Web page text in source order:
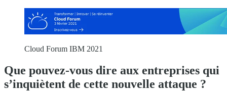
Cloud Forum IBM 2021
Que pouvez-vous dire aux entreprises qui
s’inquiètent de cette nouvelle attaque ?